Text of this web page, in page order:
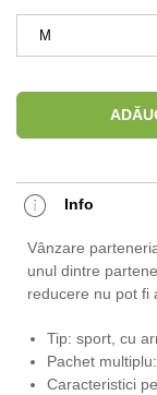
Info
Vânzare
unul dintre
reducere nu pot fi
Tip: sport, cu
Pachet
Caracteristici